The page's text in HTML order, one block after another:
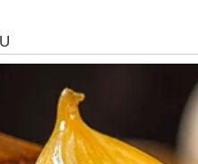
pristup koji se
Ova metoda ne
i tuš kabine. Njezin glavni
neutralizira neugodne mirise.